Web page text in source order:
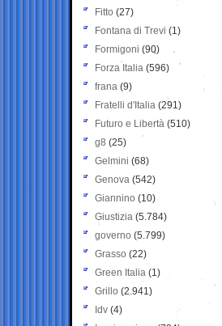
Fitto (27)
Fontana di Trevi (1)
Formigoni (90)
Forza Italia (596)
frana (9)
Fratelli d'Italia (291)
Futuro e Libertà (510)
g8 (25)
Gelmini (68)
Genova (542)
Giannino (10)
Giustizia (5.784)
governo (5.799)
Grasso (22)
Green Italia (1)
Grillo (2.941)
Idv (4)